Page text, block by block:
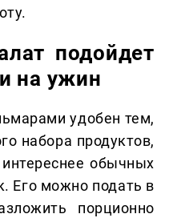
подойдет
на ужин
удобен тем,
набора продуктов,
обычных
Его можно подать в
порционно